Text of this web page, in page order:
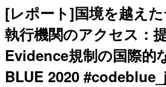
[レポート]国境を越え
執行機関のアクセス：
Evidence規制の国際的
BLUE 2020